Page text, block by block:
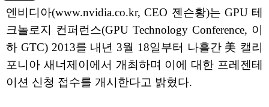
엔비디아(www.nvidia.co.kr, CEO 젠슨황)는 GPU 테
크놀로지 컨퍼런스(GPU Technology Conference, 이
하 GTC) 2013를 내년 3월 18일부터 나흘간 美 캘리
포니아 새너제이에서 개최하며 이에 대한 프레젠테
이션 신청 접수를 개시한다고 밝혔다.